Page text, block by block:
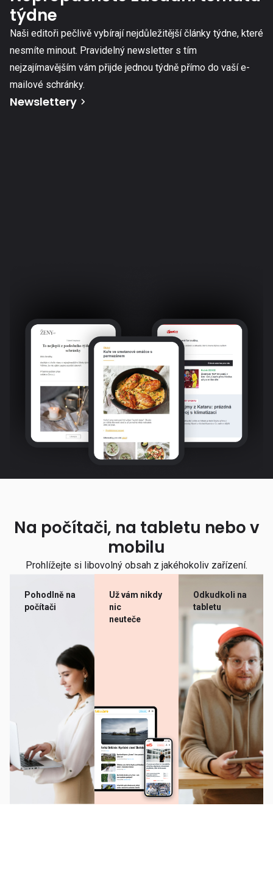
týdne
Naši editoři pečlivě vybírají nejdůležitější články týdne, které
nesmíte minout. Pravidelný newsletter s tím
nejzajímavějším vám přijde jednou týdně přímo do vaší e-
mailové schránky.
Newslettery
Na počítači, na tabletu nebo v
mobilu
Prohlížejte si libovolný obsah z jakéhokoliv zařízení.
Pohodlně na
počítači
Už vám nikdy
nic
neuteče
Odkudkoli na
tabletu